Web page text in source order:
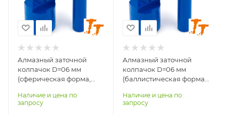
Стандарт хвостовика
SANDVIK
Алмазный заточной
колпачок D=06 мм
(сферическая форма,
Sandvik
Наличие и цена по
запросу
Стандарт хвостовика
SANDVIK
Алмазный заточной
колпачок D=06 мм
(баллистическая форма,
Sandvik
Наличие и цена по
запросу